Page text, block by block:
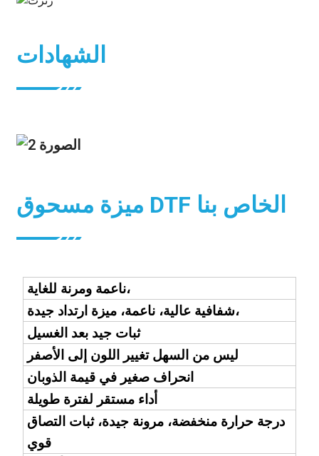
الشهادات
ميزة مسحوق DTF الخاص بنا
ناعمة ومرنة للغاية،
شفافية عالية، ناعمة، ميزة ارتداد جيدة،
ثبات جيد بعد الغسيل
ليس من السهل تغيير اللون إلى الأصفر
انحراف صغير في قيمة الذوبان
أداء مستقر لفترة طويلة
درجة حرارة منخفضة، مرونة جيدة، ثبات التصاق
قوي